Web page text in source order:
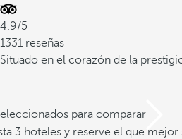
4.9/5
1331 reseñas
Situado en el corazón de la
para comparar
3 hoteles y reserve el que mejor